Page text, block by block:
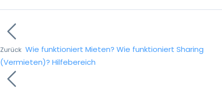
Zurück Wie funktioniert Mieten? Wie funktioniert Sharing
(Vermieten)? Hilfebereich